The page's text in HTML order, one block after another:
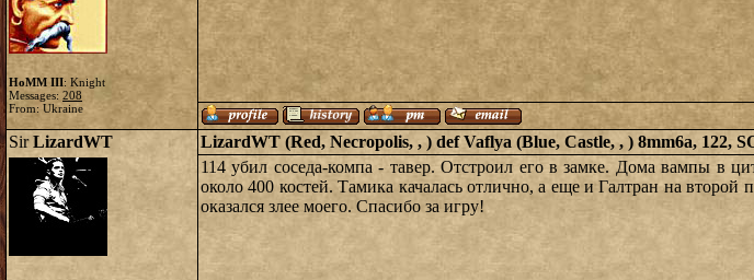
HoMM III: Knight
Messages: 208
From: Ukraine
SirLizardWT LizardWT (Red, Necropolis, , ) def Vaflya (Blue, Castle, , ) 8mm6a, 122,
114 убил соседа-компа - тавер. Отстроил его в замке. Дома вампы в
около 400 костей. Тамика качалась отлично, а еще и Галтран на
оказался злее моего. Спасибо за игру!